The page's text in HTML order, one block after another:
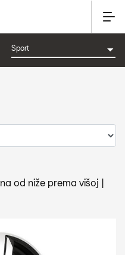
od niže prema višoj |